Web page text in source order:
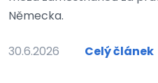
Německa.
30.6.2026 Celý článek